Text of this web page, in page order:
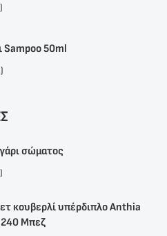
Sampoo 50ml
σώματος
κουβερλί υπέρδιπλο Anthia
Μπεζ